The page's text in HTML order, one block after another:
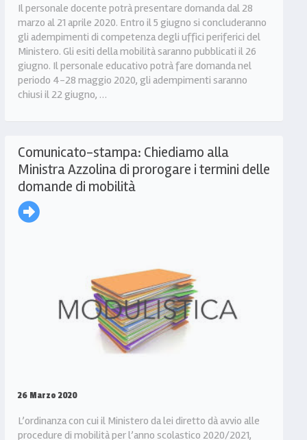
Il personale docente potrà presentare domanda dal 28
marzo al 21 aprile 2020. Entro il 5 giugno si concluderanno
gli adempimenti di competenza degli uffici periferici del
Ministero. Gli esiti della mobilità saranno pubblicati il 26
giugno. Il personale educativo potrà fare domanda nel
periodo 4-28 maggio 2020, gli adempimenti saranno
chiusi il 22 giugno, …
Comunicato-stampa: Chiediamo alla
Ministra Azzolina di prorogare i termini delle
domande di mobilità
26 Marzo 2020
L’ordinanza con cui il Ministero da lei diretto dà avvio alle
procedure di mobilità per l’anno scolastico 2020/2021,